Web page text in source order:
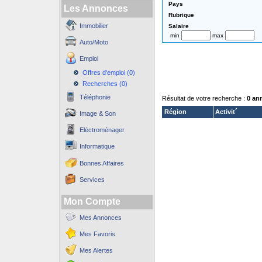
Les Annonces
Immobilier
Auto/Moto
Emploi
Offres d'emploi (0)
Recherches (0)
Téléphonie
Image & Son
Eléctroménager
Informatique
Bonnes Affaires
Services
Mon Compte
Mes Annonces
Mes Favoris
Mes Alertes
Pays
Rubrique
Salaire
min
max
Résultat de votre recherche : 0
Région
Activit´